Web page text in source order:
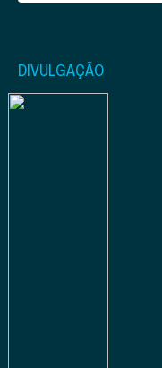
DIVULGAÇÃO